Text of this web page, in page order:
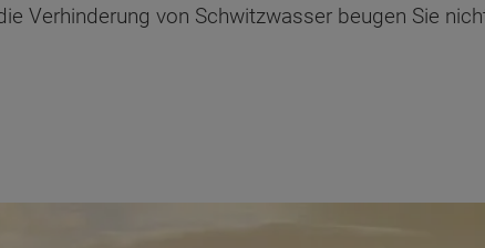
Verhinderung von Schwitzwasser beugen Sie